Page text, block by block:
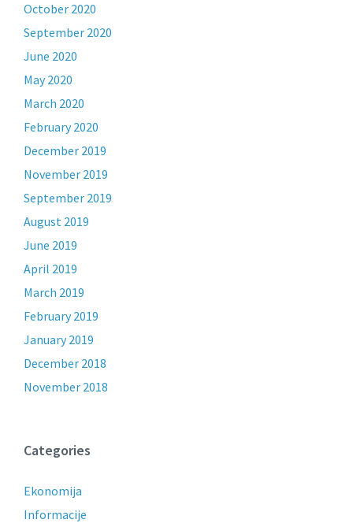
October 2020
September 2020
June 2020
May 2020
March 2020
February 2020
December 2019
November 2019
September 2019
August 2019
June 2019
April 2019
March 2019
February 2019
January 2019
December 2018
November 2018
Categories
Ekonomija
Informacije